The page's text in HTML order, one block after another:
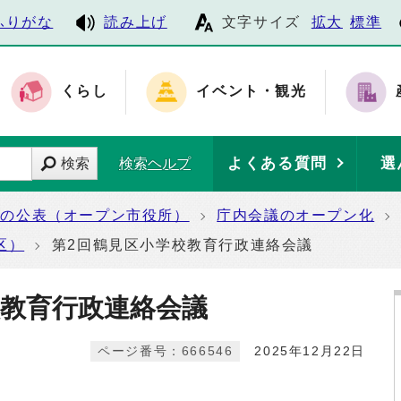
りがな 読み上げ 文字サイズ 拡大 標準
くらし イベント・観光
検索 検索ヘルプ よくある質問 選
公表（オープン市役所）
庁内会議のオープン化
第2回鶴見区小学校教育行政連絡会議
育行政連絡会議
2025年12月22日
ページ番号：666546